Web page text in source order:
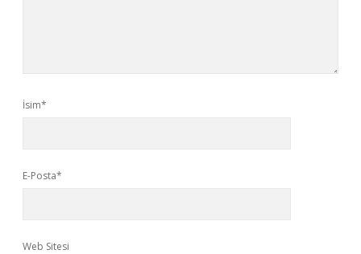
İsim*
E-Posta*
Web Sitesi